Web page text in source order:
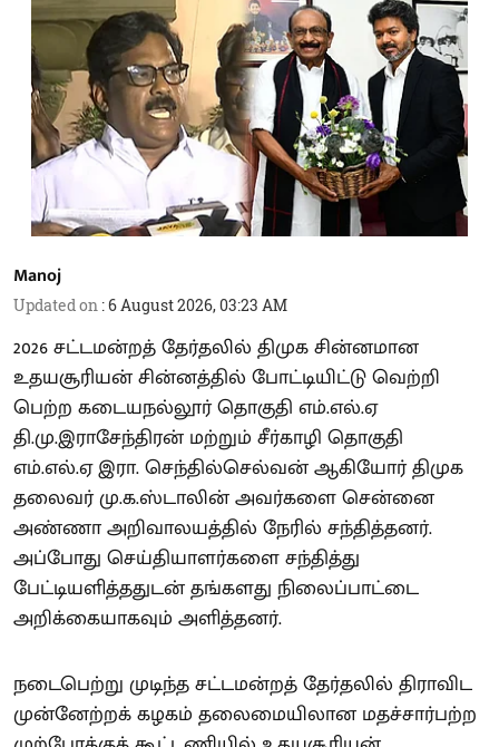
Manoj
Updated on :6 August 2026, 03:23 AM
2026 சட்டமன்றத் தேர்தலில் திமுக சின்னமான
உதயசூரியன் சின்னத்தில் போட்டியிட்டு வெற்றி
பெற்ற கடையநல்லூர் தொகுதி எம்.எல்.ஏ
தி.மு.இராசேந்திரன் மற்றும் சீர்காழி தொகுதி
எம்.எல்.ஏ இரா. செந்தில்செல்வன் ஆகியோர் திமுக
தலைவர் மு.க.ஸ்டாலின் அவர்களை சென்னை
அண்ணா அறிவாலயத்தில் நேரில் சந்தித்தனர்.
அப்போது செய்தியாளர்களை சந்தித்து
பேட்டியளித்ததுடன் தங்களது நிலைப்பாட்டை
அறிக்கையாகவும் அளித்தனர்.
நடைபெற்று முடிந்த சட்டமன்றத் தேர்தலில் திராவிட
முன்னேற்றக் கழகம் தலைமையிலான மதச்சார்பற்ற